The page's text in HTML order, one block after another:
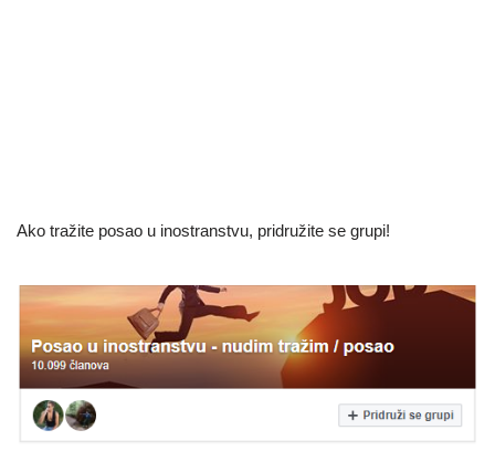
Ako tražite posao u inostranstvu, pridružite se grupi!